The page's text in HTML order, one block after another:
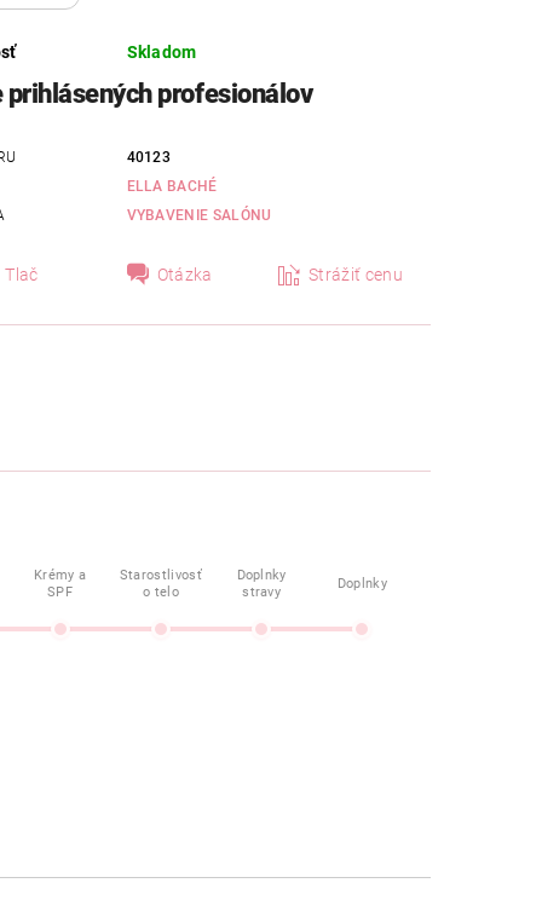
Skladom
prihlásených profesionálov
40123
ELLA BACHÉ
VYBAVENIE SALÓNU
Tlač Otázka Strážiť cenu
Krémy a
SPF
Starostlivosť
o telo
Doplnky
stravy
Doplnky